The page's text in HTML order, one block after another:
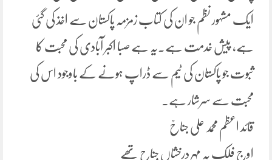
ایک مشہور نظم جو ان کی کتاب زمزمہ پاکستان سے اخذ کی گئی
ہے، پیش خدمت ہے۔یہ ہے صبا اکبر آبادی کی محبت کا
ثبوت جو پاکستان کی ٹیم سے ڈراپ ہونے کے باوجود اس کی
محبت سے سرشار ہے۔
قائد اعظم محمد علی جناحؒ
اوجِ فلک پہ مہرِ درخشاں جناح تھے